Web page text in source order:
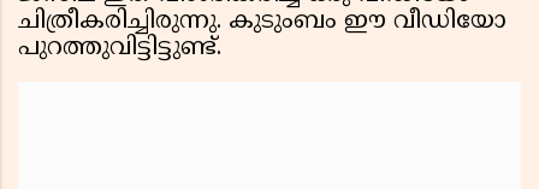
ചിത്രീകരിച്ചിരുന്നു. കുടുംബം ഈ വീഡിയോ
പുറത്തുവിട്ടിട്ടുണ്ട്.